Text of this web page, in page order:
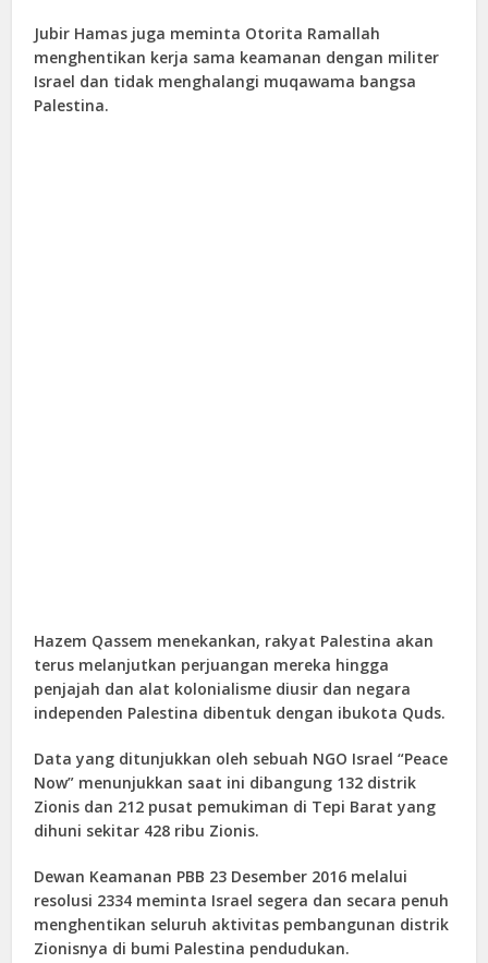
Jubir Hamas juga meminta Otorita Ramallah
menghentikan kerja sama keamanan dengan militer
Israel dan tidak menghalangi muqawama bangsa
Palestina.
Hazem Qassem menekankan, rakyat Palestina akan
terus melanjutkan perjuangan mereka hingga
penjajah dan alat kolonialisme diusir dan negara
independen Palestina dibentuk dengan ibukota Quds.
Data yang ditunjukkan oleh sebuah NGO Israel “Peace
Now” menunjukkan saat ini dibangung 132 distrik
Zionis dan 212 pusat pemukiman di Tepi Barat yang
dihuni sekitar 428 ribu Zionis.
Dewan Keamanan PBB 23 Desember 2016 melalui
resolusi 2334 meminta Israel segera dan secara penuh
menghentikan seluruh aktivitas pembangunan distrik
Zionisnya di bumi Palestina pendudukan.